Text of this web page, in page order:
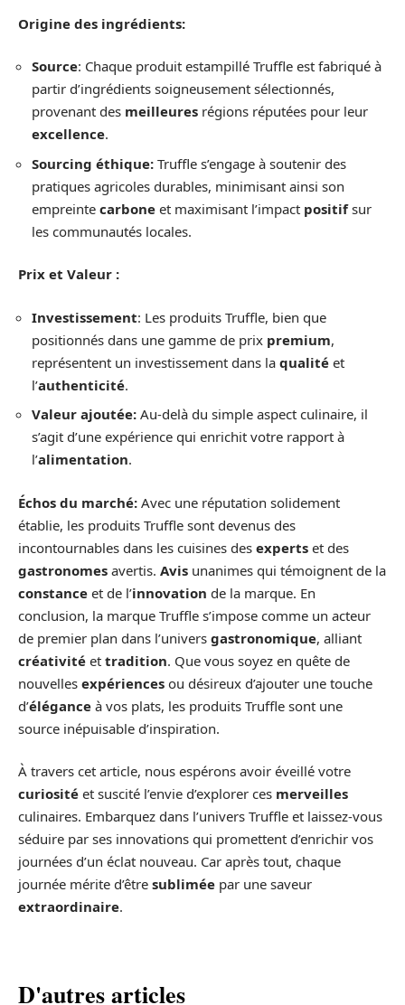
Origine des ingrédients:
Source: Chaque produit estampillé Truffle est fabriqué à
partir d’ingrédients soigneusement sélectionnés,
provenant des meilleures régions réputées pour leur
excellence.
Sourcing éthique: Truffle s’engage à soutenir des
pratiques agricoles durables, minimisant ainsi son
empreinte carbone et maximisant l’impact positifsur
les communautés locales.
Prix et Valeur :
Investissement: Les produits Truffle, bien que
positionnés dans une gamme de prix premium,
représentent un investissement dans la qualité et
l’authenticité.
Valeur ajoutée: Au-delà du simple aspect culinaire, il
s’agit d’une expérience qui enrichit votre rapport à
l’alimentation.
Échos du marché: Avec une réputation solidement
établie, les produits Truffle sont devenus des
incontournables dans les cuisines des experts et des
gastronomes avertis. Avis unanimes qui témoignent de la
constance et de l’innovation de la marque. En
conclusion, la marque Truffle s’impose comme un acteur
de premier plan dans l’univers gastronomique, alliant
créativité et tradition. Que vous soyez en quête de
nouvelles expériences ou désireux d’ajouter une touche
d’élégance à vos plats, les produits Truffle sont une
source inépuisable d’inspiration.
À travers cet article, nous espérons avoir éveillé votre
curiosité et suscité l’envie d’explorer ces merveilles
culinaires. Embarquez dans l’univers Truffle et laissez-vous
séduire par ses innovations qui promettent d’enrichir vos
journées d’un éclat nouveau. Car après tout, chaque
journée mérite d’être sublimée par une saveur
extraordinaire.
D'autres articles